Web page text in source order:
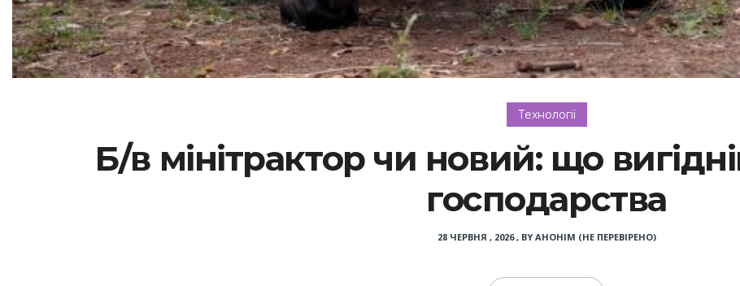
Технології
Б/в мінітрактор чи новий: що
господарства
28 ЧЕРВНЯ , 2026, BY АНОНІМ (НЕ ПЕРЕВІРЕНО)